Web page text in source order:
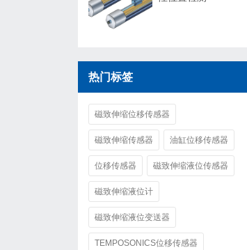
热门标签
磁致伸缩位移传感器
磁致伸缩传感器 油缸位移传感器
位移传感器 磁致伸缩液位传感器
磁致伸缩液位计
磁致伸缩液位变送器
TEMPOSONICS位移传感器